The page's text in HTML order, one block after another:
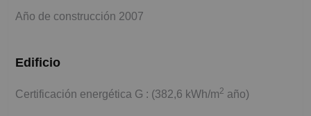
Año de construcción 2007
Edificio
Certificación energética G : (382,6 kWh/m2 año)